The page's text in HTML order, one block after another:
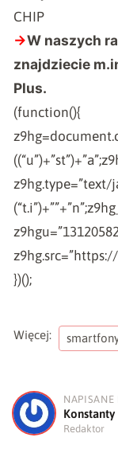
CHIP
→W naszych
znajdziecie
Plus.
(function(){
z9hg.type=”text/
})();
Więcej:
K
NAPISANE
Konstanty
Redaktor